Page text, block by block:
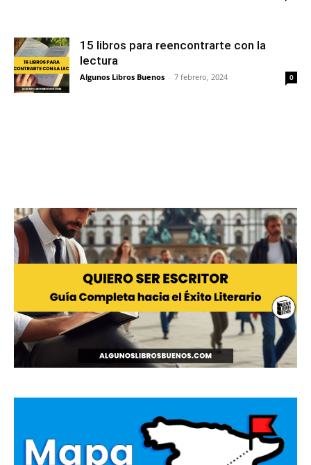
15 libros para reencontrarte con la
lectura
Algunos Libros Buenos - 7 febrero, 2024 0